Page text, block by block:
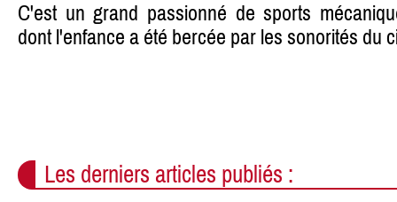
C'est un grand passionné de sports
dont l'enfance a été bercée par les sonorités du
Les derniers articles publiés :